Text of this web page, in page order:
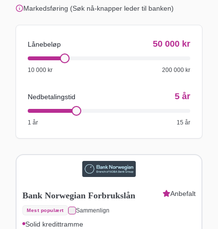
Markedsføring (Søk nå-knapper leder til banken)
Lånebeløp 50 000 kr
10 000 kr 200 000 kr
Nedbetalingstid 5 år
1 år 15 år
Bank Norwegian Forbrukslån
Mest populært Sammenlign
Anbefalt
Solid kredittramme